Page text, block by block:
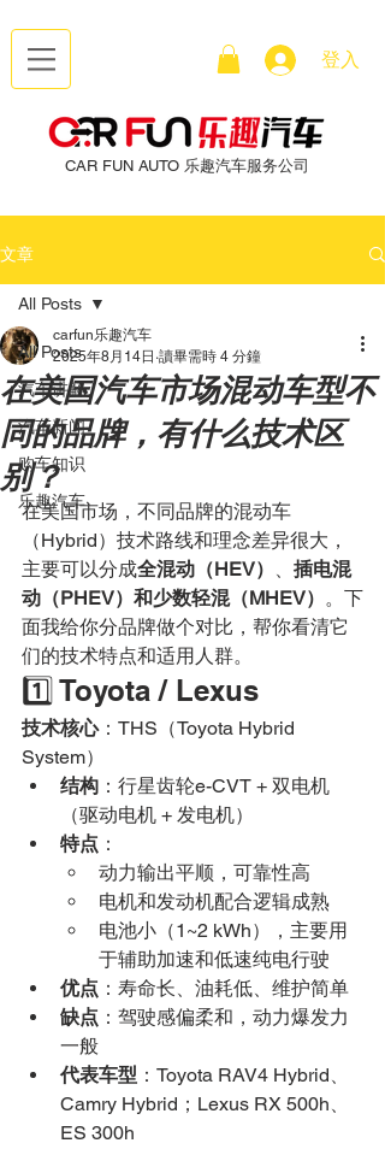
登入
CAR FUN AUTO 乐趣汽车服务公司
文章
All Posts
汽车讲解
汽车新闻
购车知识
乐趣汽车
All Posts
在美国汽车市场混动车型不
同的品牌，有什么技术区
别？
carfun乐趣汽车
2025年8月14日 讀畢需時 4 分鐘
在美国市场，不同品牌的混动车
（Hybrid）技术路线和理念差异很大，
主要可以分成全混动（HEV） 、 插电混
动（PHEV）和少数轻混（MHEV） 。下
面我给你分品牌做个对比，帮你看清它
们的技术特点和适用人群。
1️⃣ Toyota / Lexus
技术核心：THS（Toyota Hybrid
System）
结构 ：行星齿轮e-CVT + 双电机
（驱动电机 + 发电机）
特点 ：
动力输出平顺，可靠性高
电机和发动机配合逻辑成熟
电池小（1~2 kWh），主要用
于辅助加速和低速纯电行驶
优点 ：寿命长、油耗低、维护简单
缺点 ：驾驶感偏柔和，动力爆发力
一般
代表车型 ：Toyota RAV4 Hybrid、
Camry Hybrid；Lexus RX 500h、
ES 300h